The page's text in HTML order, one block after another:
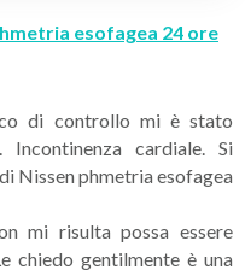
esofagea 24 ore
di controllo mi è stato
cardiale. Si
Nissen phmetria esofagea
mi risulta possa essere
chiedo gentilmente è una